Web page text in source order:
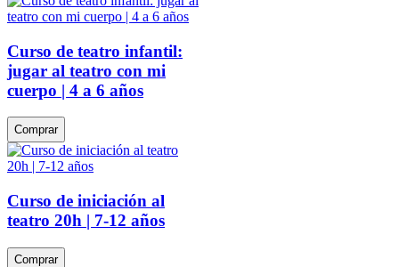
Curso de teatro infantil:
jugar al teatro con mi
cuerpo | 4 a 6 años
Comprar
Curso de iniciación al
teatro 20h | 7-12 años
Comprar